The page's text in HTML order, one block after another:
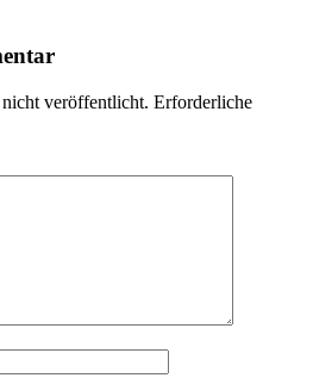
veröffentlicht. Erforderliche